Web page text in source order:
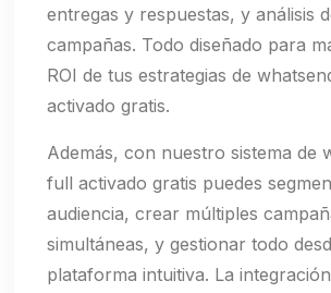
entregas y respuestas, y análisis
campañas. Todo diseñado para
ROI de tus estrategias de
activado gratis.
Además, con nuestro sistema de
full activado gratis puedes
audiencia, crear múltiples
simultáneas, y gestionar todo
plataforma intuitiva. La